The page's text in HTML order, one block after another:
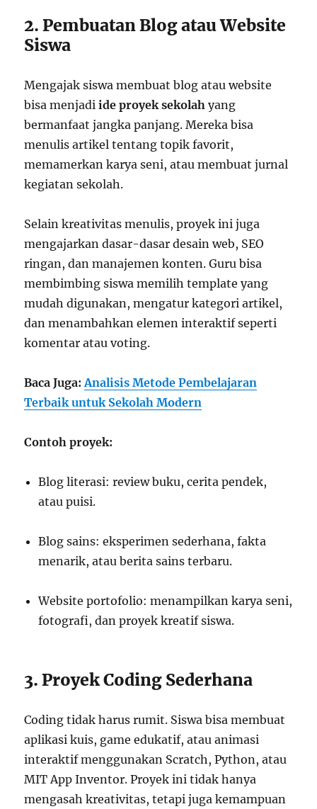
2. Pembuatan Blog atau Website
Siswa
Mengajak siswa membuat blog atau website
bisa menjadiide proyek sekolah yang
bermanfaat jangka panjang. Mereka bisa
menulis artikel tentang topik favorit,
memamerkan karya seni, atau membuat jurnal
kegiatan sekolah.
Selain kreativitas menulis, proyek ini juga
mengajarkan dasar-dasar desain web, SEO
ringan, dan manajemen konten. Guru bisa
membimbing siswa memilih template yang
mudah digunakan, mengatur kategori artikel,
dan menambahkan elemen interaktif seperti
komentar atau voting.
Baca Juga:Analisis Metode Pembelajaran
Terbaik untuk Sekolah Modern
Contoh proyek:
Blog literasi: review buku, cerita pendek,
atau puisi.
Blog sains: eksperimen sederhana, fakta
menarik, atau berita sains terbaru.
Website portofolio: menampilkan karya seni,
fotografi, dan proyek kreatif siswa.
3. Proyek Coding Sederhana
Coding tidak harus rumit. Siswa bisa membuat
aplikasi kuis, game edukatif, atau animasi
interaktif menggunakan Scratch, Python, atau
MIT App Inventor. Proyek ini tidak hanya
mengasah kreativitas, tetapi juga kemampuan